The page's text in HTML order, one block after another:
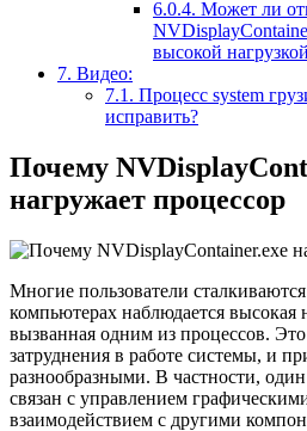
6.0.4. Может ли
высокой
7. Видео:
7.1. Процесс system
исправить?
Почему
нагружает процессор
Многие пользователи
компьютерах наблюдается высокая
вызванная одним из процессов.
затруднения в работе системы, и
разнообразными. В частности,
связан с управлением
взаимодействием с другими